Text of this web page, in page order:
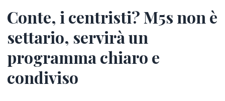
Conte, i centristi? M5s non è
settario, servirà un
programma chiaro e
condiviso